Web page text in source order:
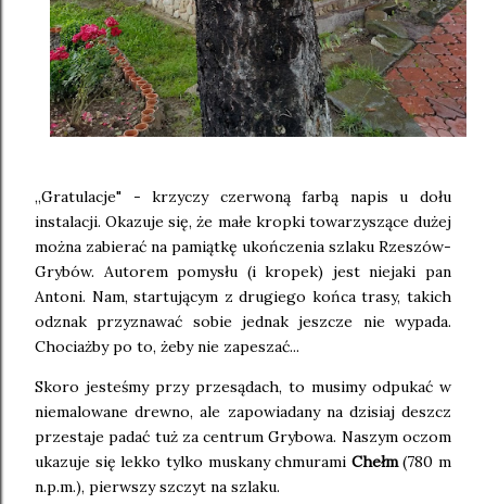
,,Gratulacje" - krzyczy czerwoną farbą napis u dołu
instalacji. Okazuje się, że małe kropki towarzyszące dużej
można zabierać na pamiątkę ukończenia szlaku Rzeszów-
Grybów. Autorem pomysłu (i kropek) jest niejaki pan
Antoni. Nam, startującym z drugiego końca trasy, takich
odznak przyznawać sobie jednak jeszcze nie wypada.
Chociażby po to, żeby nie zapeszać...
Skoro jesteśmy przy przesądach, to musimy odpukać w
niemalowane drewno, ale zapowiadany na dzisiaj deszcz
przestaje padać tuż za centrum Grybowa. Naszym oczom
ukazuje się lekko tylko muskany chmurami Chełm(780 m
n.p.m.), pierwszy szczyt na szlaku.